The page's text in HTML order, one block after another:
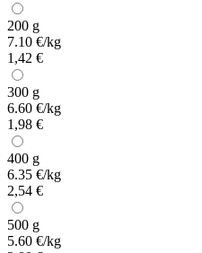
200 g
7.10 €/kg
1,42 €
300 g
6.60 €/kg
1,98 €
400 g
6.35 €/kg
2,54 €
500 g
5.60 €/kg